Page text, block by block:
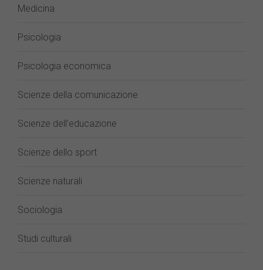
Medicina
Psicologia
Psicologia economica
Scienze della comunicazione
Scienze dell’educazione
Scienze dello sport
Scienze naturali
Sociologia
Studi culturali